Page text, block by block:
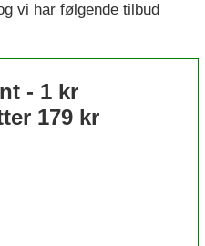
vi har følgende tilbud
- 1 kr
179 kr